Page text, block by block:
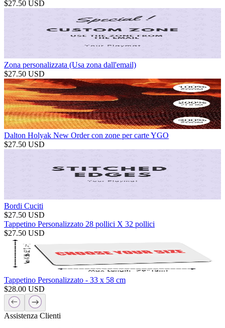
$27.50 USD
Zona personalizzata (Usa zona dall'email)
$27.50 USD
Dalton Holyak New Order con zone per carte YGO
$27.50 USD
Bordi Cuciti
$27.50 USD
Tappetino Personalizzato 28 pollici X 32 pollici
$27.50 USD
Tappetino Personalizzato - 33 x 58 cm
$28.00 USD
Assistenza Clienti